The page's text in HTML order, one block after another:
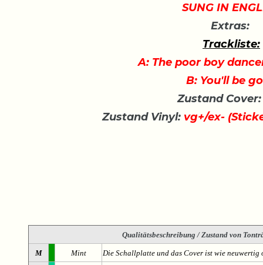
SUNG IN
Extras:
Trackliste:
A: The poor boy
B: You'll be
Zustand Cover:
Zustand Vinyl:vg+/ex-
Qualitätsbeschreibung / Zustand von
M Mint Die Schallplatte und das Cover ist wie